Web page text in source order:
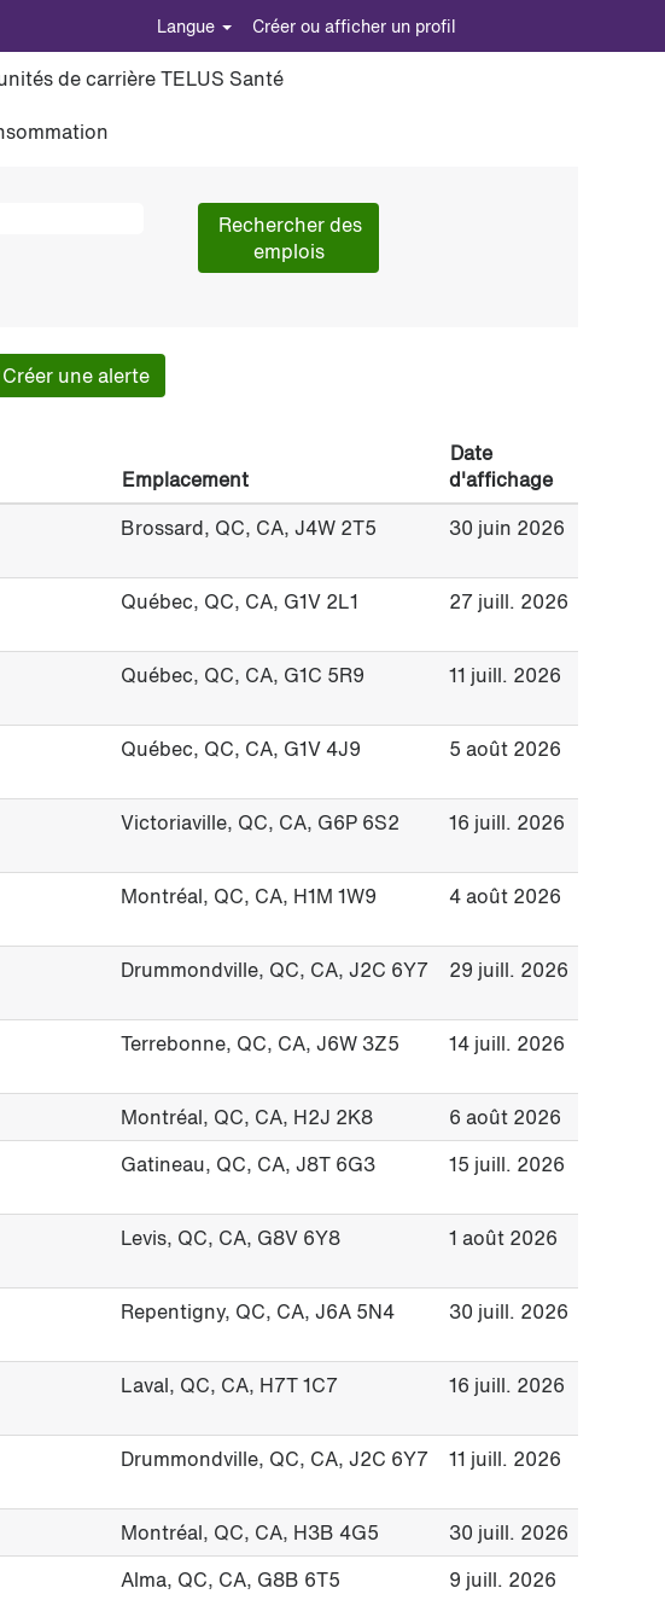
Langue Créer ou afficher un profil
de carrière TELUS Santé
une alerte
Emplacement
Date
d'affichage
Brossard, QC, CA, J4W 2T5 30 juin 2026
Québec, QC, CA, G1V 2L1 27 juill. 2026
Québec, QC, CA, G1C 5R9 11 juill. 2026
Québec, QC, CA, G1V 4J9 5 août 2026
Victoriaville, QC, CA, G6P 6S2 16 juill. 2026
Montréal, QC, CA, H1M 1W9 4 août 2026
Drummondville, QC, CA, J2C 6Y7 29 juill. 2026
Terrebonne, QC, CA, J6W 3Z5 14 juill. 2026
Montréal, QC, CA, H2J 2K8
6 août 2026
Gatineau, QC, CA, J8T 6G3 15 juill. 2026
Levis, QC, CA, G8V 6Y8 1 août 2026
Repentigny, QC, CA, J6A 5N4 30 juill. 2026
Laval, QC, CA, H7T 1C7 16 juill. 2026
Drummondville, QC, CA, J2C 6Y7 11 juill. 2026
Montréal, QC, CA, H3B 4G5
30 juill. 2026
Alma, QC, CA, G8B 6T5 9 juill. 2026